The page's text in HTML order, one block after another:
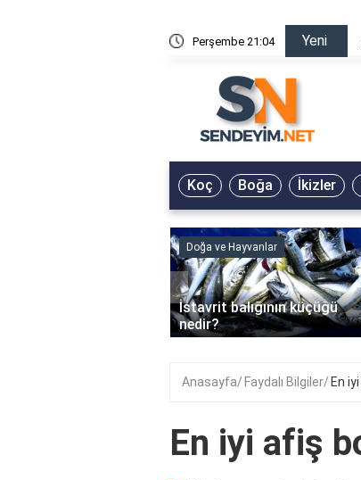
Perşembe 21:04 Yeni
Koç Boğa İkizler
Doğa ve Hayvanlar
İstavrit balığının küçüğü
nedir?
‹
Anasayfa Faydalı Bilgiler En
En iyi afiş